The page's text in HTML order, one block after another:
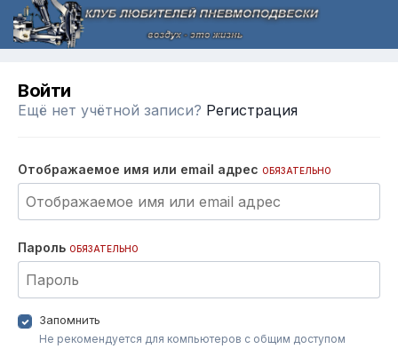
Войти
Ещё нет учётной записи? Регистрация
Отображаемое имя или email адрес ОБЯЗАТЕЛЬНО
Пароль ОБЯЗАТЕЛЬНО
Запомнить
Не рекомендуется для компьютеров с общим доступом